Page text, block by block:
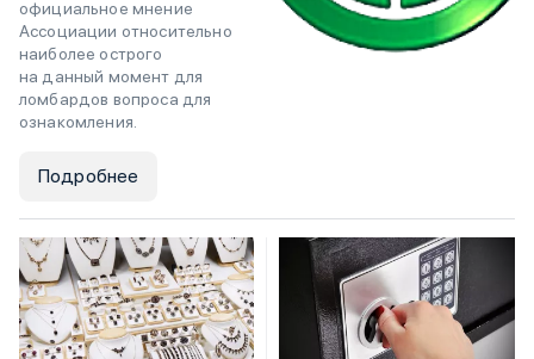
официальное мнение
Ассоциации относительно
наиболее острого
на данный момент для
ломбардов вопроса для
ознакомления.
Подробнее